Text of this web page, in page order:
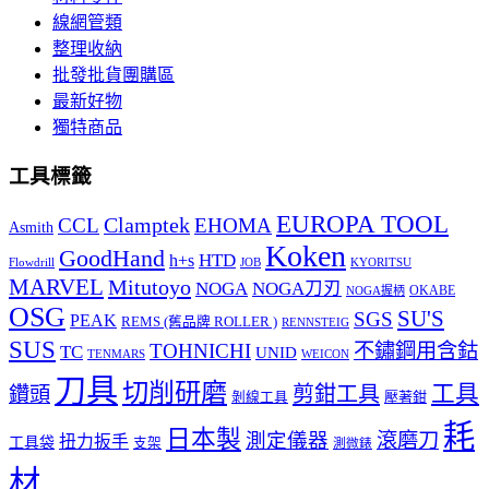
線網管類
整理收納
批發批貨團購區
最新好物
獨特商品
工具標籤
Asmith CCL ClamptekEHOMA EUROPA TOOL
Flowdrill GoodHand h+s HTD JOB Koken KYORITSU
MARVEL Mitutoyo NOGA NOGA刀刃 NOGA握柄 OKABE
OSG PEAK REMS (舊品牌 ROLLER ) RENNSTEIG SGS SU'S
SUS TC TENMARS TOHNICHI UNID WEICON 不鏽鋼用含鈷
鑽頭 刀具切削研磨 剝線工具 剪鉗工具 壓著鉗 工具
工具袋 扭力扳手 支架 日本製 測定儀器 測微錶 滾磨刀 耗